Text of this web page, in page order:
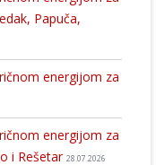
Papuča,
energijom za
energijom za
i Rešetar 28.07.2026